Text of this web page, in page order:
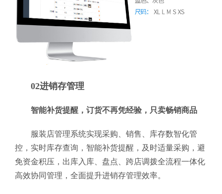
02进销存管理
智能补货提醒，订货不再凭经验，只卖畅销商品
服装店管理系统实现采购、销售、库存数智化管
控，实时库存查询，智能补货提醒，及时适量采购，避
免资金积压，出库入库、盘点、跨店调拨全流程一体化
高效协同管理，全面提升进销存管理效率。